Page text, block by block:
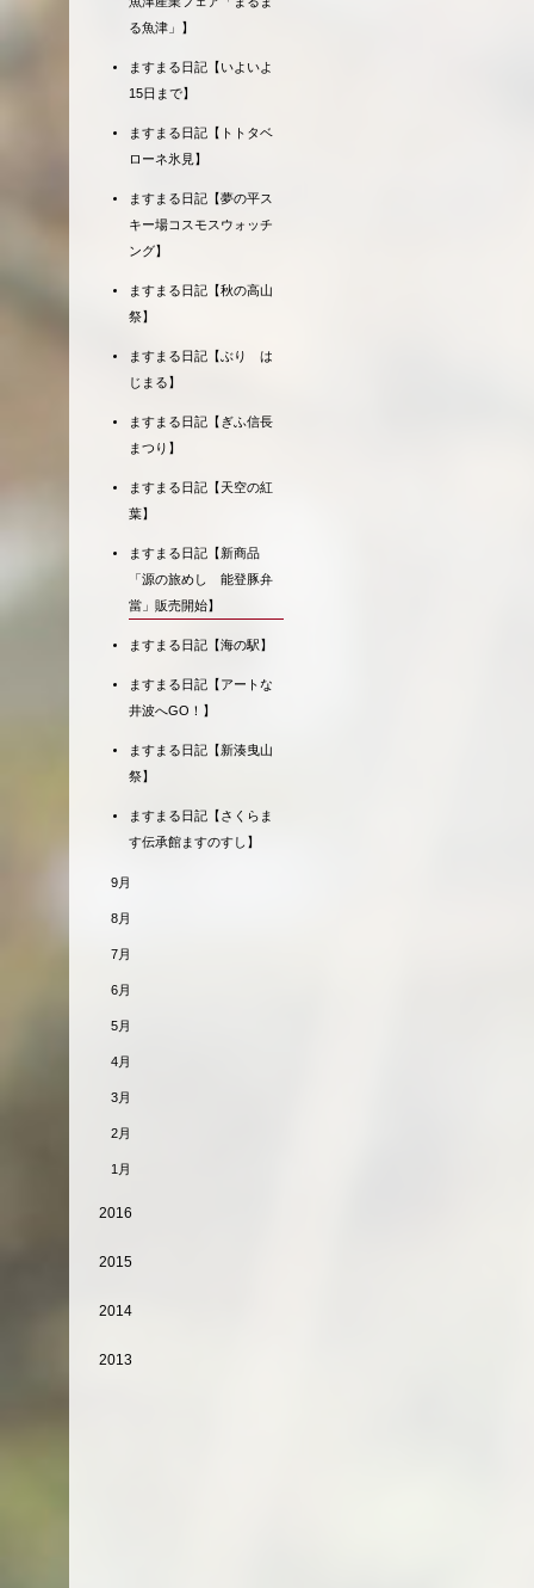
る魚津」】
ますまる日記【いよいよ
15日まで】
ますまる日記【トトタベ
ローネ氷見】
ますまる日記【夢の平ス
キー場コスモスウォッチ
ング】
ますまる日記【秋の高山
祭】
ますまる日記【ぶり は
じまる】
ますまる日記【ぎふ信長
まつり】
ますまる日記【天空の紅
葉】
ますまる日記【新商品
「源の旅めし 能登豚弁
當」販売開始】
ますまる日記【海の駅】
ますまる日記【アートな
井波へGO！】
ますまる日記【新湊曳山
祭】
ますまる日記【さくらま
す伝承館ますのすし】
9月
8月
7月
6月
5月
4月
3月
2月
1月
2016
2015
2014
2013